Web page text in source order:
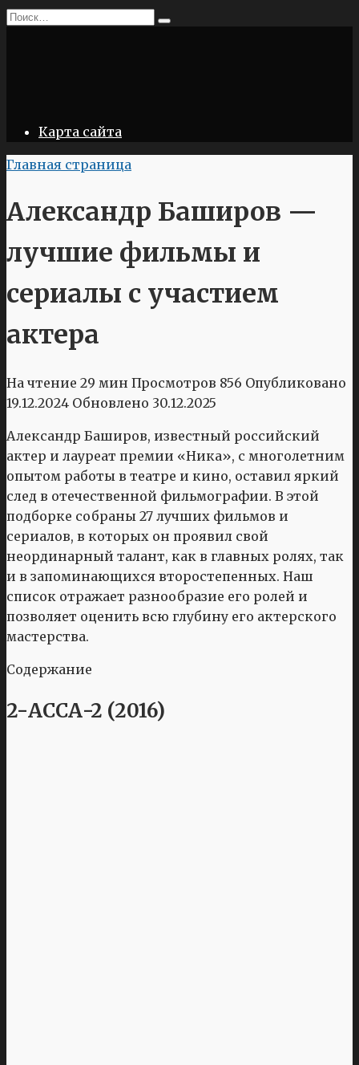
Перейти
Search
Карта сайта
Главная страница
Александр Баширов —
лучшие фильмы и
сериалы с участием
актера
На чтение 29 мин Просмотров 856 Опубликовано
19.12.2024 Обновлено 30.12.2025
Александр Баширов, известный российский
актер и лауреат премии «Ника», с многолетним
опытом работы в театре и кино, оставил яркий
след в отечественной фильмографии. В этой
подборке собраны 27 лучших фильмов и
сериалов, в которых он проявил свой
неординарный талант, как в главных ролях, так
и в запоминающихся второстепенных. Наш
список отражает разнообразие его ролей и
позволяет оценить всю глубину его актерского
мастерства.
Содержание
2-АССА-2 (2016)